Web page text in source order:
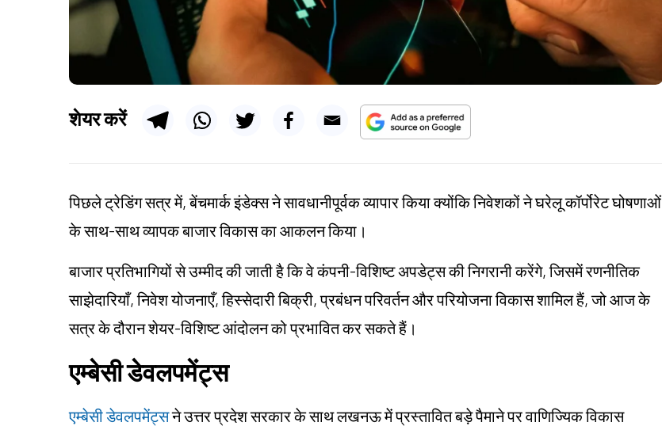
शेयर करें
पिछले ट्रेडिंग सत्र में, बेंचमार्क इंडेक्स ने सावधानीपूर्वक व्यापार किया क्योंकि निवेशकों ने घरेलू कॉर्पोरेट घोषणाओं
के साथ-साथ व्यापक बाजार विकास का आकलन किया।
बाजार प्रतिभागियों से उम्मीद की जाती है कि वे कंपनी-विशिष्ट अपडेट्स की निगरानी करेंगे, जिसमें रणनीतिक
साझेदारियाँ, निवेश योजनाएँ, हिस्सेदारी बिक्री, प्रबंधन परिवर्तन और परियोजना विकास शामिल हैं, जो आज के
सत्र के दौरान शेयर-विशिष्ट आंदोलन को प्रभावित कर सकते हैं।
एम्बेसी डेवलपमेंट्स
एम्बेसी डेवलपमेंट्सने उत्तर प्रदेश सरकार के साथ लखनऊ में प्रस्तावित बड़े पैमाने पर वाणिज्यिक विकास